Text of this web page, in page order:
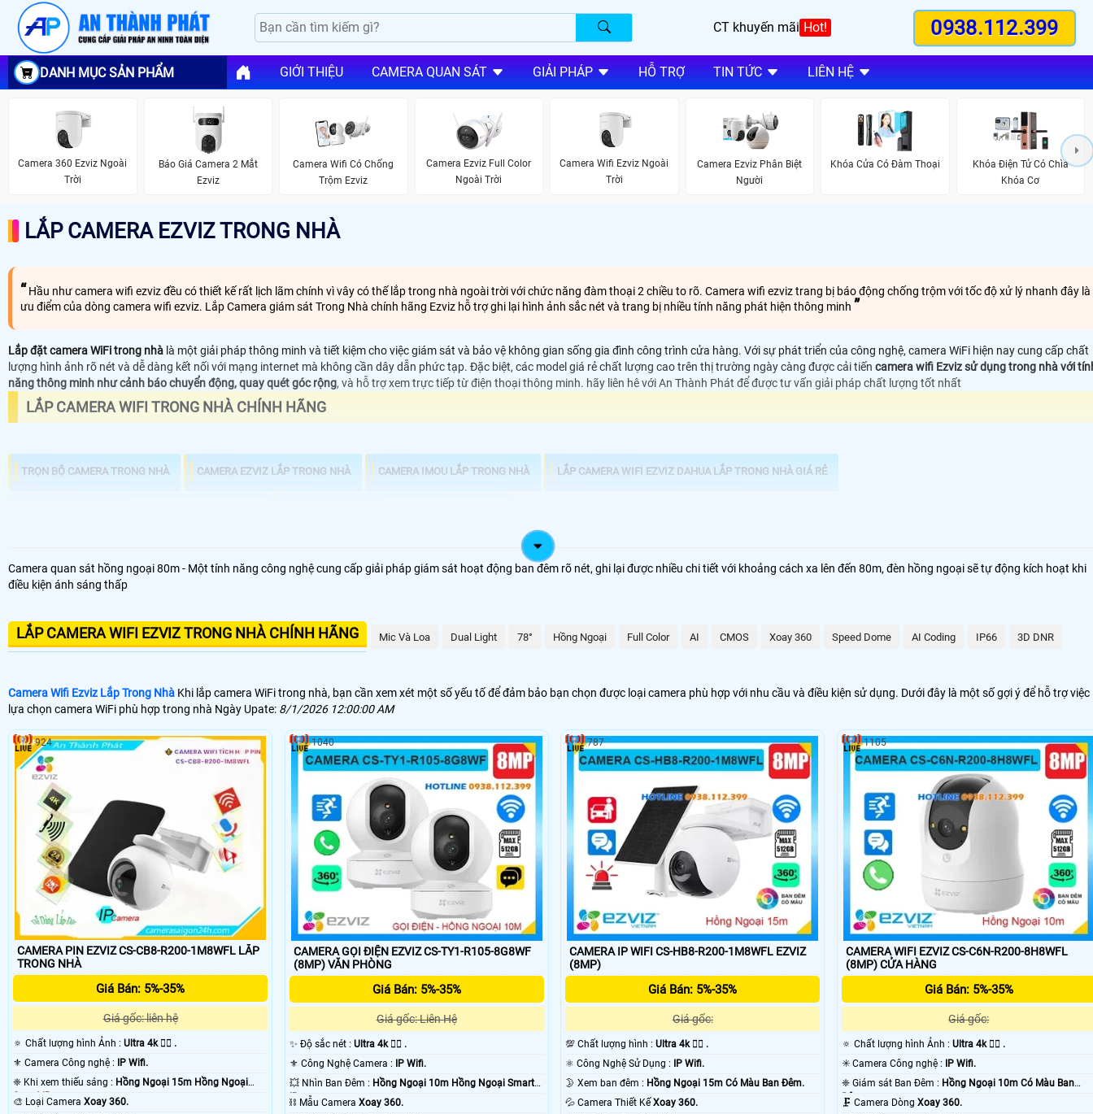
CT khuyến mãi Hot! 0938.112.399
DANH MỤC SẢN PHẨM GIỚI THIỆU CAMERA QUAN SÁT GIẢI PHÁP HỖ TRỢ TIN TỨC LIÊN HỆ
Camera 360 Ezviz Ngoài
Trời
Báo Giá Camera 2 Mắt
Ezviz
Camera Wifi Có Chống
Trộm Ezviz
Camera Ezviz Full Color
Ngoài Trời
Camera Wifi Ezviz Ngoài
Trời
Camera Ezviz Phân Biệt
Người
Khóa Cửa Có Đàm Thoại
Khóa Điện Tử Có Chìa
Khóa Cơ
LẮP CAMERA EZVIZ TRONG NHÀ
Hầu như camera wifi ezviz đều có thiết kế rất lịch lãm chính vì vây có thế lắp trong nhà ngoài trời với chức năng đàm thoại 2 chiều to rõ. Camera wifi ezviz trang bị báo động chống trộm với tốc độ xử lý nhanh đây là
ưu điểm của dòng camera wifi ezviz. Lắp Camera giám sát Trong Nhà chính hãng Ezviz hỗ trợ ghi lại hình ảnh sắc nét và trang bị nhiều tính năng phát hiện thông minh
Lắp đặt camera WiFi trong nhà là một giải pháp thông minh và tiết kiệm cho việc giám sát và bảo vệ không gian sống gia đình công trình cửa hàng. Với sự phát triển của công nghệ, camera WiFi hiện nay cung cấp chất
lượng hình ảnh rõ nét và dễ dàng kết nối với mạng internet mà không cần dây dẫn phức tạp. Đặc biệt, các model giá rẻ chất lượng cao trên thị trường ngày càng được cải tiến camera wifi Ezviz sử dụng trong nhà với
năng thông minh như cảnh báo chuyển động, quay quét góc rộng, và hỗ trợ xem trực tiếp từ điện thoại thông minh. hãy liên hê với An Thành Phát để được tư vấn giải pháp chất lượng tốt nhất
LẮP CAMERA WIFI TRONG NHÀ CHÍNH HÃNG
TRỌN BỘ CAMERA TRONG NHÀ CAMERA EZVIZ LẮP TRONG NHÀ CAMERA IMOU LẮP TRONG NHÀ LẮP CAMERA WIFI EZVIZ DAHUA LẮP TRONG NHÀ GIÁ RẺ
Camera quan sát hồng ngoại 80m - Một tính năng công nghệ cung cấp giải pháp giám sát hoạt động ban đêm rõ nét, ghi lại được nhiều chi tiết với khoảng cách xa lên đến 80m, đèn hồng ngoại sẽ tự động kích hoạt khi
điều kiện ánh sáng thấp
LẮP CAMERA WIFI EZVIZ TRONG NHÀ CHÍNH HÃNG Mic Và Loa Dual Light 78° Hồng Ngoại Full Color AI CMOS Xoay 360 Speed Dome AI Coding IP66 3D DNR
Camera Wifi Ezviz Lắp Trong Nhà Khi lắp camera WiFi trong nhà, bạn cần xem xét một số yếu tố để đảm bảo bạn chọn được loại camera phù hợp với nhu cầu và điều kiện sử dụng. Dưới đây là một số gợi ý để hỗ trợ việc
lựa chọn camera WiFi phù hợp trong nhà Ngày Upate: 8/1/2026 12:00:00 AM
CAMERA PIN EZVIZ CS-CB8-R200-1M8WFL LẮP
TRONG NHÀ
Giá Bán: 5%-35%
Giá gốc: liên hệ
🔅 Chất lượng hình Ảnh : Ultra 4k 👍🏾 .
⚜️ Camera Công nghệ : IP Wifi.
❈ Khi xem thiếu sáng : Hồng Ngoại 15m Hồng Ngoại
Smart IR.
🎨 Loại Camera Xoay 360.
924
CAMERA GỌI ĐIỆN EZVIZ CS-TY1-R105-8G8WF
(8MP) VĂN PHÒNG
Giá Bán: 5%-35%
Giá gốc: Liên Hệ
✨ Độ sắc nét : Ultra 4k 👍🏾 .
⚜️ Công Nghệ Camera :
IP Wifi.
💥 Nhìn Ban Đêm : Hồng Ngoại 10m Hồng Ngoại Smart
IR. ⛓ Mẫu Camera Xoay 360.
1040
CAMERA IP WIFI CS-HB8-R200-1M8WFL EZVIZ
(8MP)
Giá Bán: 5%-35%
Giá gốc:
💯 Chất lượng hình :Ultra 4k 👍🏾 .
⚛️ Công Nghệ Sử Dụng :
IP Wifi.
🌛 Xem ban đêm : Hồng Ngoại 15m Có Màu Ban Ðêm.
💦 Camera Thiết KếXoay 360.
787
CAMERA WIFI EZVIZ CS-C6N-R200-8H8WFL
(8MP) CỬA HÀNG
Giá Bán: 5%-35%
Giá gốc:
🔅 Chất lượng hình Ảnh : Ultra 4k 👍🏾 .
✳️ Camera Công nghệ :
IP Wifi.
❈ Giám sát Ban Đêm : Hồng Ngoại 10m Có Màu Ban
Ðêm.🗜️ Camera Dòng Xoay 360.
1105